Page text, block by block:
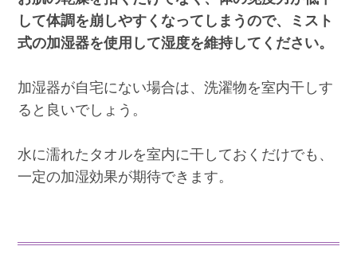
して体調を崩しやすくなってしまうので、ミスト
式の加湿器を使用して湿度を維持してください。
加湿器が自宅にない場合は、洗濯物を室内干しす
ると良いでしょう。
水に濡れたタオルを室内に干しておくだけでも、
一定の加湿効果が期待できます。